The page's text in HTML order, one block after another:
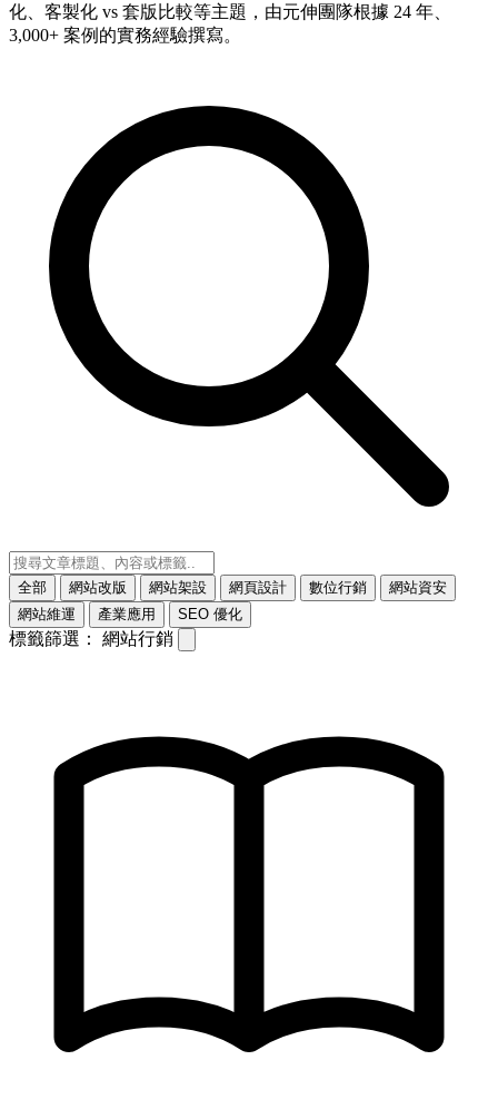
化、客製化 vs 套版比較等主題，由元伸團隊根據 24 年、
3,000+ 案例的實務經驗撰寫。
全部 網站改版 網站架設 網頁設計 數位行銷
網站資安
網站維運
產業應用 SEO 優化
標籤篩選： 網站行銷